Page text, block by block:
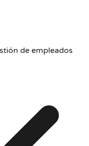
de empleados